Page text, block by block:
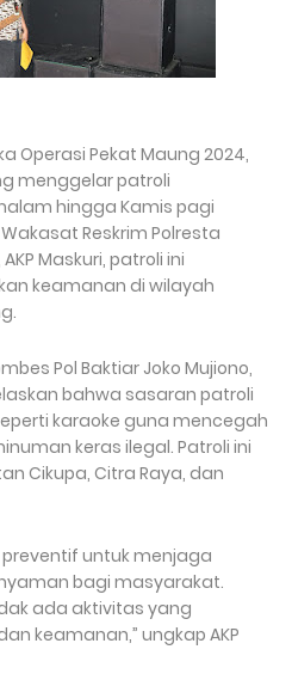
Operasi Pekat Maung 2024,
menggelar patroli
hingga Kamis pagi
Reskrim Polresta
Maskuri, patroli ini
keamanan di wilayah
Pol Baktiar Joko Mujiono,
bahwa sasaran patroli
karaoke guna mencegah
keras ilegal. Patroli ini
Cikupa, Citra Raya, dan
untuk menjaga
bagi masyarakat.
ada aktivitas yang
keamanan,” ungkap AKP